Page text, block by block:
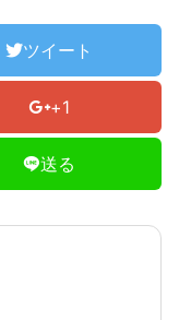
ツイート
+1
送る